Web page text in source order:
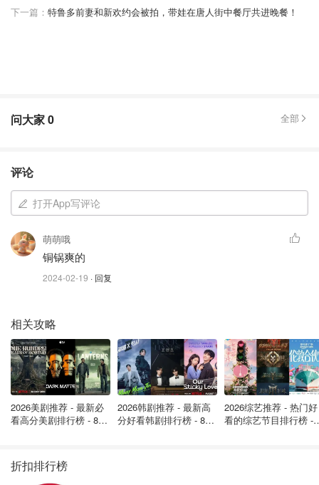
马记牛羊馆 Whole Sheep Feast Restaurant
下一篇： 特鲁多前妻和新欢约会被拍，带娃在唐人街中餐厅共进晚餐！
问大家0 全部
评论
打开App写评论
萌萌哦
铜锅爽的
2024-02-19 · 回复
相关攻略
2026美剧推荐 - 最新必
看高分美剧排行榜 - 8月
2026韩剧推荐 - 最新高
分好看韩剧排行榜 - 8月
2026综艺推荐 - 热门好
看的综艺节目排行榜 -
折扣排行榜